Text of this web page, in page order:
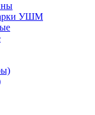
УШМ